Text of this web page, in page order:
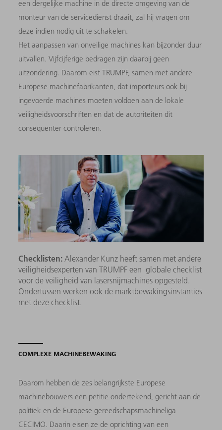
een dergelijke machine in de directe omgeving van de
monteur van de servicedienst draait, zal hij vragen om
deze indien nodig uit te schakelen.
Het aanpassen van onveilige machines kan bijzonder duur
uitvallen. Vijfcijferige bedragen zijn daarbij geen
uitzondering. Daarom eist TRUMPF, samen met andere
Europese machinefabrikanten, dat importeurs ook bij
ingevoerde machines moeten voldoen aan de lokale
veiligheidsvoorschriften en dat de autoriteiten dit
consequenter controleren.
Checklisten: Alexander Kunz heeft samen met andere
veiligheidsexperten van TRUMPF een globale checklist
voor de veiligheid van lasersnijmachines opgesteld.
Ondertussen werken ook de marktbewakingsinstanties
met deze checklist.
COMPLEXE MACHINEBEWAKING
Daarom hebben de zes belangrijkste Europese
machinebouwers een petitie ondertekend, gericht aan de
politiek en de Europese gereedschapsmachineliga
CECIMO. Daarin eisen ze de oprichting van een